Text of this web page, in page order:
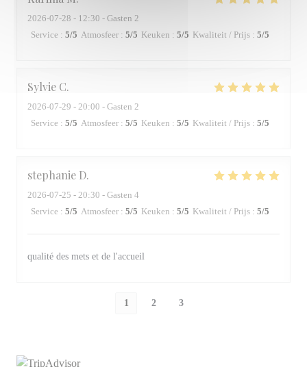
2026-07-28 - 12:30 - Gasten 2
Service : 5/5 Atmosfeer : 5/5 Keuken : 5/5 Kwaliteit / Prijs : 5/5
Sylvie C
2026-07-29 - 20:00 - Gasten 2
Service : 5/5 Atmosfeer : 5/5 Keuken : 5/5 Kwaliteit / Prijs : 5/5
stephanie D
2026-07-25 - 20:30 - Gasten 4
Service : 5/5 Atmosfeer : 5/5 Keuken : 5/5 Kwaliteit / Prijs : 5/5
qualité des mets et de l'accueil
1 2 3